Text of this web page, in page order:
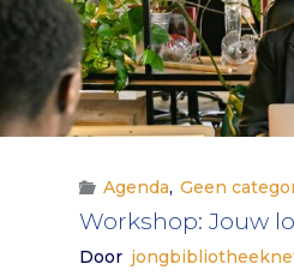
Agenda, Geen
Workshop: Jouw
Door